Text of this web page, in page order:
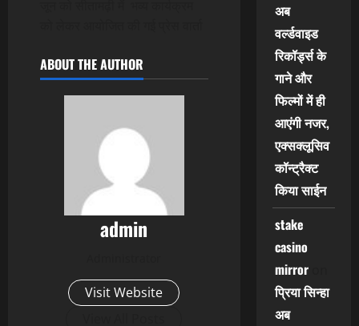
ABOUT THE AUTHOR
admin
Visit Website
अब
वर्ल्डवाइड
रिकॉर्ड्स के
गाने और
फिल्मों में ही
आएंगी नजर,
एक्सक्लूसिव
कॉन्ट्रैक्ट
किया साईन
stake
casino
mirroron
प्रिया सिन्हा
अब